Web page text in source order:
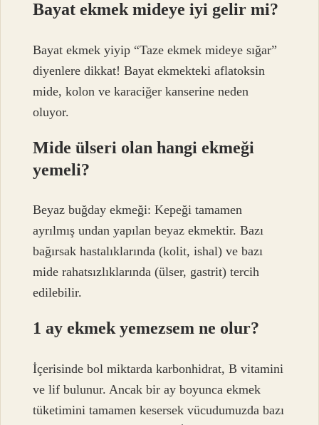
Bayat ekmek mideye iyi gelir mi?
Bayat ekmek yiyip “Taze ekmek mideye sığar”
diyenlere dikkat! Bayat ekmekteki aflatoksin
mide, kolon ve karaciğer kanserine neden
oluyor.
Mide ülseri olan hangi ekmeği
yemeli?
Beyaz buğday ekmeği: Kepeği tamamen
ayrılmış undan yapılan beyaz ekmektir. Bazı
bağırsak hastalıklarında (kolit, ishal) ve bazı
mide rahatsızlıklarında (ülser, gastrit) tercih
edilebilir.
1 ay ekmek yemezsem ne olur?
İçerisinde bol miktarda karbonhidrat, B vitamini
ve lif bulunur. Ancak bir ay boyunca ekmek
tüketimini tamamen kesersek vücudumuzda bazı